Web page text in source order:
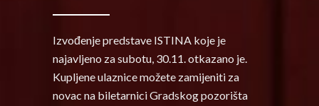
Izvođenje predstave ISTINA koje je
najavljeno za subotu, 30.11. otkazano je.
Kupljene ulaznice možete zamijeniti za
novac na biletarnici Gradskog pozorišta